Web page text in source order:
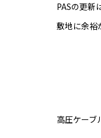
PASの更新
敷地に余裕
高圧ケーブ